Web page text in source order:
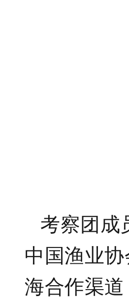
考察团成
中国渔业
海合作渠